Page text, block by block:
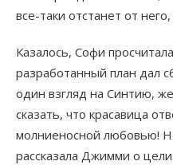
все-таки отстанет от
Казалось, Софи
разработанный план дал
один взгляд на Синтию,
сказать, что красавица
молниеносной любовью!
рассказала Джимми о